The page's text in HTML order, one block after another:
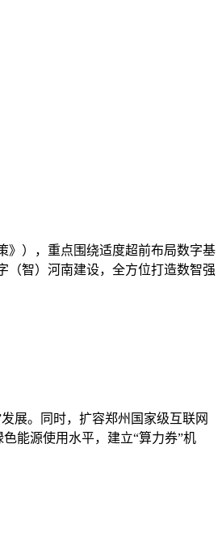
》），重点围绕适度超前布局数字基
（智）河南建设，全方位打造数智强
展。同时，扩容郑州国家级互联网
能源使用水平，建立“算力券”机